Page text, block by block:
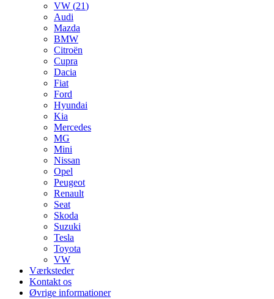
VW (21)
Audi
Mazda
BMW
Citroën
Cupra
Dacia
Fiat
Ford
Hyundai
Kia
Mercedes
MG
Mini
Nissan
Opel
Peugeot
Renault
Seat
Skoda
Suzuki
Tesla
Toyota
VW
Værksteder
Kontakt os
Øvrige informationer